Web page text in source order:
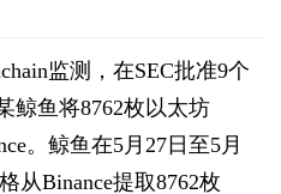
监测，在SEC批准9个
鲸鱼将8762枚以太坊
。鲸鱼在5月27日至5月
从Binance提取8762枚